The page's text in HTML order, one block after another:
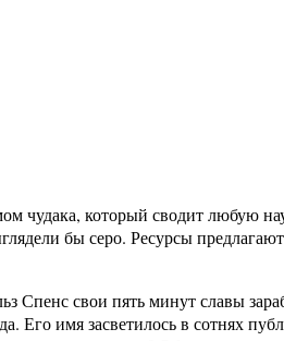
чудака, который сводит
бы серо. Ресурсы
Спенс свои пять минут славы
имя засветилось в сотнях